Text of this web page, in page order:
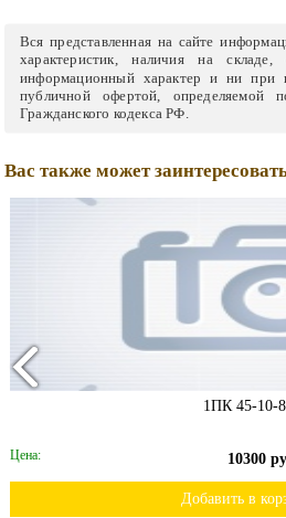
Вся представленная на сайте
характеристик, наличия на
информационный характер и ни при
публичной офертой, определяемой
Гражданского кодекса РФ.
Вас также может
1ПК 45-10-
Цена: 10300
Добавить в